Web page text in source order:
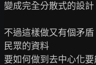
變成完全分散式的設計
不過這樣做又有個矛
民眾的資料
要如何做到去中心化